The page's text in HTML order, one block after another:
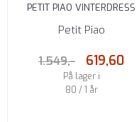
PETIT PIAO VINTERDRESS
AUTUMN ANEMONE AOP
Petit Piao
1.549,- 619,60
På lager i
80 / 1 år